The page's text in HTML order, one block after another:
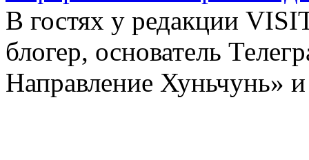
В гостях у редакции
блогер, основатель
Направление Хуньчунь»